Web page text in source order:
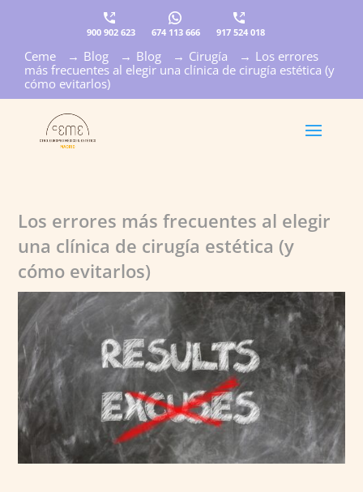
900 902 623 674 113 666 917 524 018
Ceme → Blog → Blog → Cirugía → Los errores
más frecuentes al elegir una clínica de cirugía estética (y
cómo evitarlos)
Los errores más frecuentes al elegir
una clínica de cirugía estética (y
cómo evitarlos)
×